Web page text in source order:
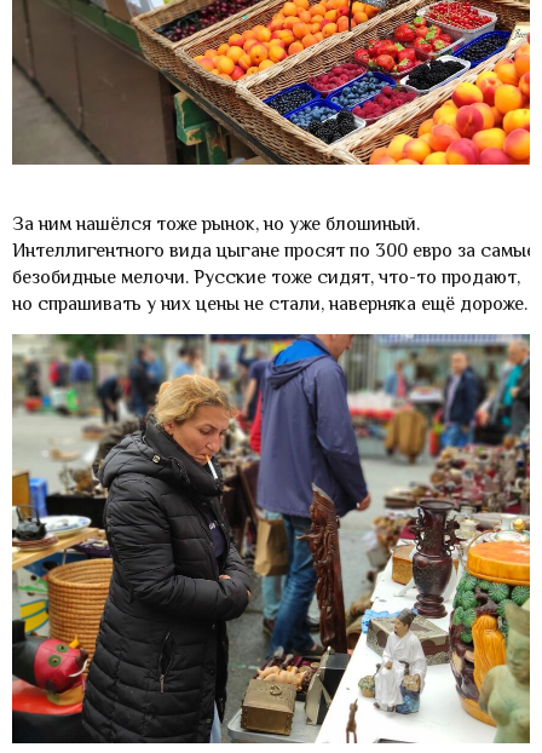
За ним нашёлся тоже рынок, но уже блошиный.
Интеллигентного вида цыгане просят по 300 евро за самые
безобидные мелочи. Русские тоже сидят, что-то продают,
но спрашивать у них цены не стали, наверняка ещё дороже.